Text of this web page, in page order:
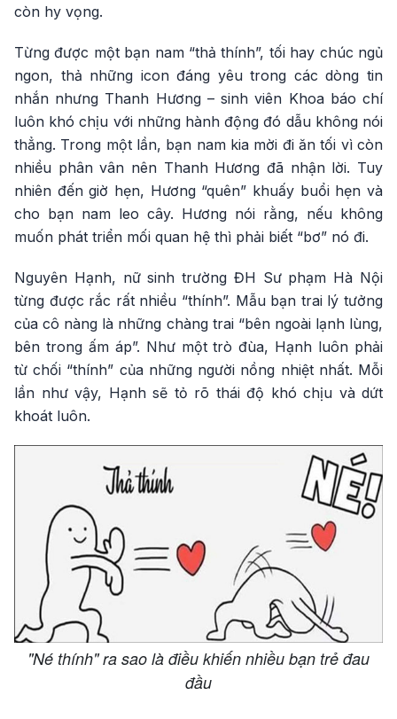
còn hy vọng.
Từng được một bạn nam “thả thính”, tối hay chúc ngủ
ngon, thả những icon đáng yêu trong các dòng tin
nhắn nhưng Thanh Hương – sinh viên Khoa báo chí
luôn khó chịu với những hành động đó dẫu không nói
thẳng. Trong một lần, bạn nam kia mời đi ăn tối vì còn
nhiều phân vân nên Thanh Hương đã nhận lời. Tuy
nhiên đến giờ hẹn, Hương “quên” khuấy buổi hẹn và
cho bạn nam leo cây. Hương nói rằng, nếu không
muốn phát triển mối quan hệ thì phải biết “bơ” nó đi.
Nguyên Hạnh, nữ sinh trường ĐH Sư phạm Hà Nội
từng được rắc rất nhiều “thính”. Mẫu bạn trai lý tưởng
của cô nàng là những chàng trai “bên ngoài lạnh lùng,
bên trong ấm áp”. Như một trò đùa, Hạnh luôn phải
từ chối “thính” của những người nồng nhiệt nhất. Mỗi
lần như vậy, Hạnh sẽ tỏ rõ thái độ khó chịu và dứt
khoát luôn.
"Né thính" ra sao là điều khiến nhiều bạn trẻ đau
đầu